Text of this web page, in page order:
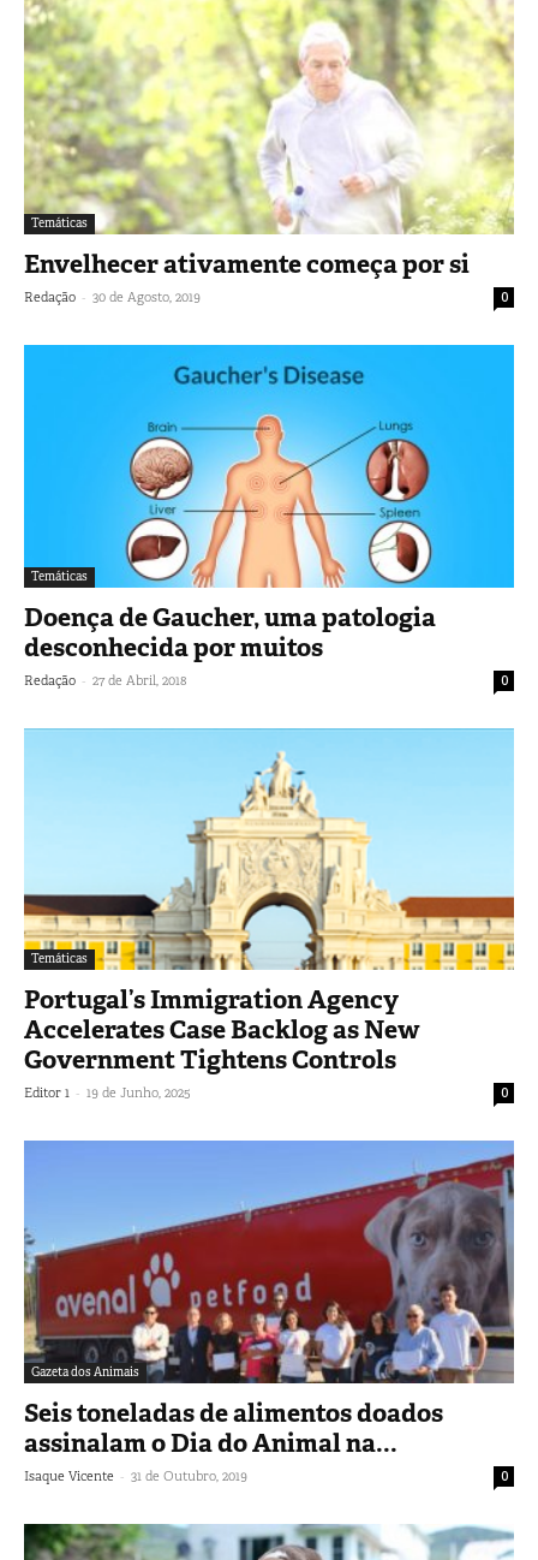
Temáticas
Envelhecer ativamente começa por si
Redação - 30 de Agosto, 2019 0
Temáticas
Doença de Gaucher, uma patologia
desconhecida por muitos
Redação - 27 de Abril, 2018 0
Temáticas
Portugal’s Immigration Agency
Accelerates Case Backlog as New
Government Tightens Controls
Editor 1 - 19 de Junho, 2025 0
Gazeta dos Animais
Seis toneladas de alimentos doados
assinalam o Dia do Animal na...
Isaque Vicente - 31 de Outubro, 2019 0